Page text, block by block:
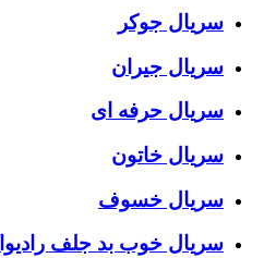
سریال جوکر
سریال جیران
سریال حرفه ای
سریال خاتون
سریال خسوف
سریال خوب بد جلف رادیواکتیو